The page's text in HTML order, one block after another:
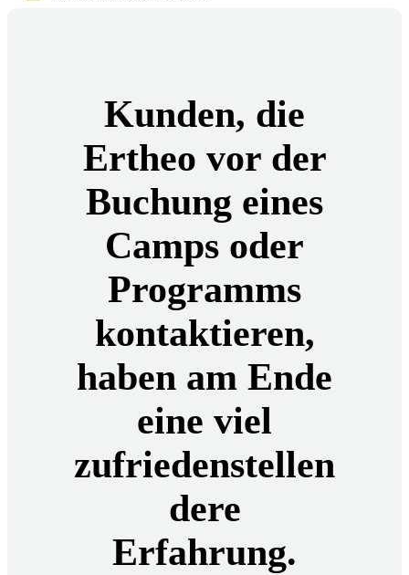
Kunden, die
Ertheo vor der
Buchung eines
Camps oder
Programms
kontaktieren,
haben am Ende
eine viel
zufriedenstellen
dere
Erfahrung.